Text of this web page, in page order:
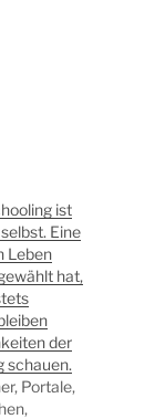
ist
Eine
Leben
hat,
der
schauen.
Portale,